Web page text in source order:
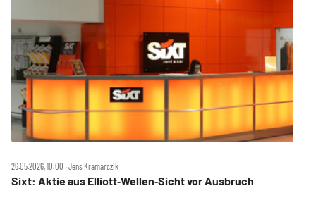
26.05.2026, 10:00 ‧ Jens Kramarczik
Sixt: Aktie aus Elliott‑Wellen‑Sicht vor Ausbruch